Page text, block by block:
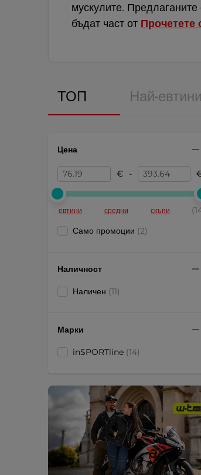
мускулите.
бъдат част от Прочетете
ТОП Най-евтини
Цена
€ -
евтини средни скъпи
Само промоции (2)
Наличност
Наличен (11)
Марки
inSPORTline (14)